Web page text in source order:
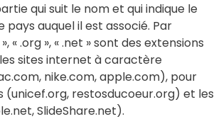
qui suit le nom et qui indique le
pays auquel il est associé. Par
« .org », « .net » sont des extensions
sites internet à caractère
nike.com, apple.com), pour
(unicef.org, restosducoeur.org) et les
SlideShare.net).